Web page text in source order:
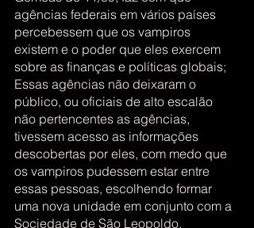
agências federais em vários países
percebessem que os vampiros
existem e o poder que eles exercem
sobre as finanças e políticas globais;
Essas agências não deixaram o
público, ou oficiais de alto escalão
não pertencentes as agências,
tivessem acesso as informações
descobertas por eles, com medo que
os vampiros pudessem estar entre
essas pessoas, escolhendo formar
uma nova unidade em conjunto com a
Sociedade de São Leopoldo.